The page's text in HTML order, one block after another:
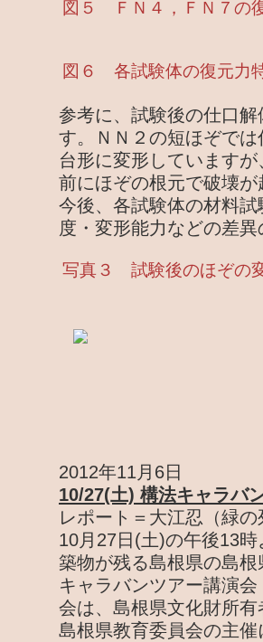
図５ ＦＮ４，ＦＮ７の
図６ 各試験体の復元力
参考に、試験後の仕口
す。ＮＮ２の短ほぞで
台形に変形しています
前にほぞの根元で破壊
今後、各試験体の材料
度・変形能力などの差
写真３ 試験後のほぞの
2012年11月6日
10/27(土) 構法キャラバ
レポート＝大江忍（緑
10月27日(土)の午後13
築物が残る島根県の島
キャラバンツアー講演
会は、島根県文化財所
島根県教育委員会の主